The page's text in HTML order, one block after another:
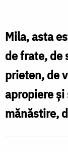
iubirii
aproapelui
/
Foto:
Oana
Nechifor
Mila, asta
de frate, de
prieten, de
apropiere
mănăstire,